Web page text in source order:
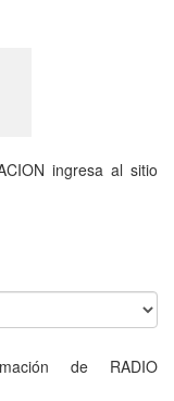
ingresa al sitio
de RADIO